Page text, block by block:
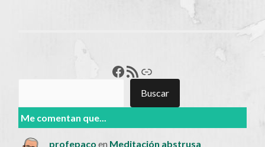
Francisco Pérez
Feed RSSEnlace
Buscar
Me comentan que...
profepaco en Meditación abstrusa